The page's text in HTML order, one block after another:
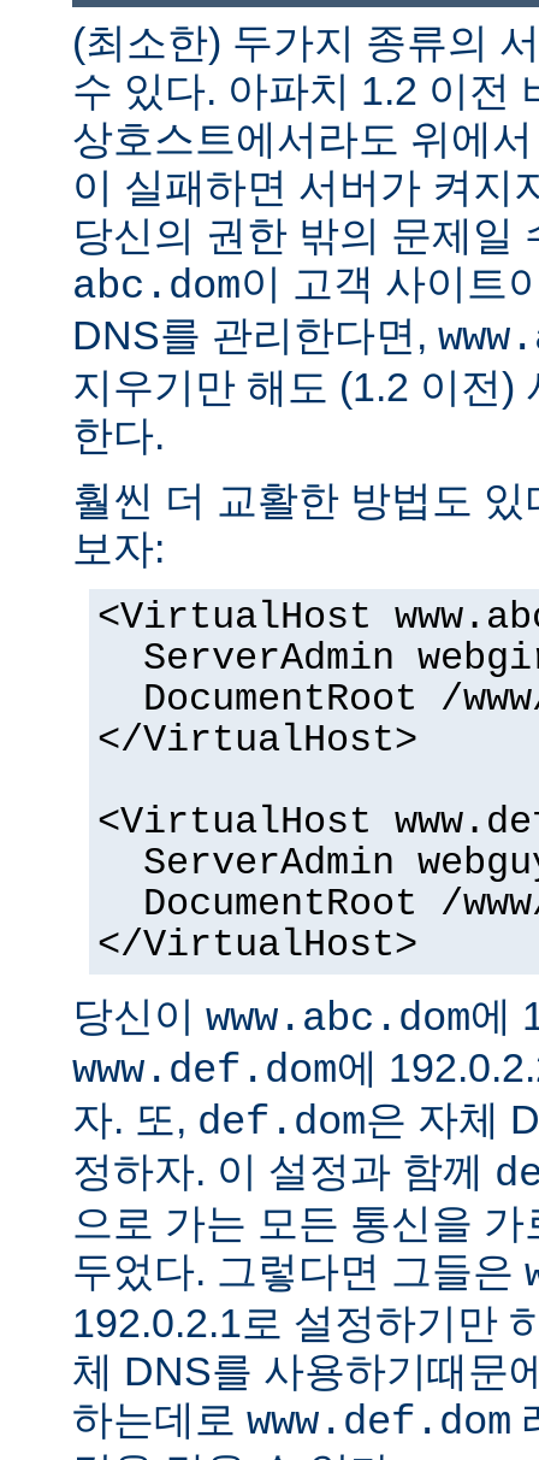
(최소한) 두가지 종류의
수 있다. 아파치 1.2 이전
상호스트에서라도 위에
이 실패하면 서버가 켜지
당신의 권한 밖의 문제일
abc.dom이 고객 사이트
DNS를 관리한다면,
지우기만 해도 (1.2 이전)
한다.
훨씬 더 교활한 방법도
보자:
<VirtualHost
ServerAdmin
DocumentRoot /
</VirtualHost>
<VirtualHost
ServerAdmin
DocumentRoot /
</VirtualHost>
당신이 www.abc.dom에
www.def.dom에
자. 또, def.dom은 자체
정하자. 이 설정과 함께
으로 가는 모든 통신을
두었다. 그렇다면 그들은
192.0.2.1로 설정하기만
체 DNS를 사용하기때문
하는데로 www.def.dom